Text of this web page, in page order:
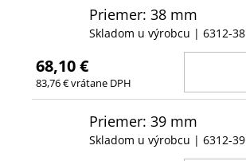
Priemer: 38 mm
Skladom u výrobcu | 6312-38
68,10 €
83,76 € vrátane DPH
Priemer: 39 mm
Skladom u výrobcu | 6312-39